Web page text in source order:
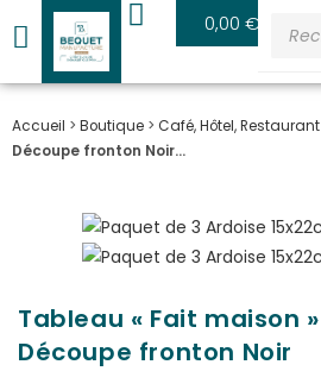
0,00€
Accueil > Boutique > Café, Hôtel, Restaurant
Découpe fronton Noir…
Tableau « Fait maison »
Découpe fronton Noir